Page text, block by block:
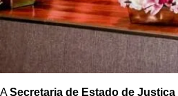
ASecretaria de Estado de Justiça